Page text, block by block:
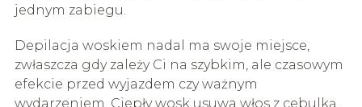
jednym zabiegu.
Depilacja woskiem nadal ma swoje miejsce,
zwłaszcza gdy zależy Ci na szybkim, ale czasowym
efekcie przed wyjazdem czy ważnym
wydarzeniem. Ciepły wosk usuwa włos z cebulką,